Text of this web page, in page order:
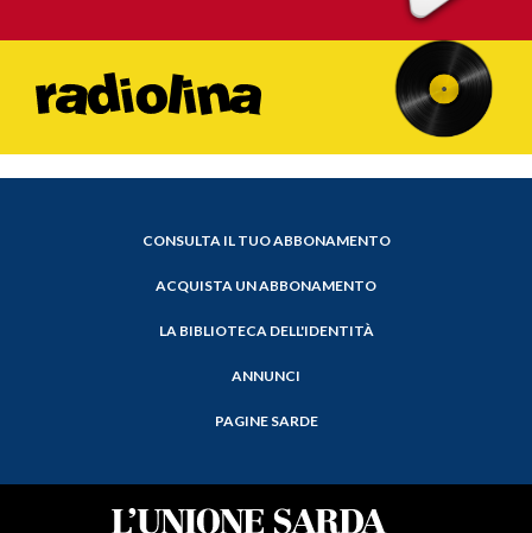
CONSULTA IL TUO ABBONAMENTO
ACQUISTA UN ABBONAMENTO
LA BIBLIOTECA DELL'IDENTITÀ
ANNUNCI
PAGINE SARDE